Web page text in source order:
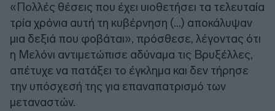
«Πολλές θέσεις που έχει υιοθετήσει τα τελευταία
τρία χρόνια αυτή τη κυβέρνηση (…) αποκάλυψαν
μια δεξιά που φοβάται», πρόσθεσε, λέγοντας ότι
η Μελόνι αντιμετώπισε αδύναμα τις Βρυξέλλες,
απέτυχε να πατάξει το έγκλημα και δεν τήρησε
την υπόσχεσή της για επαναπατρισμό των
μεταναστών.